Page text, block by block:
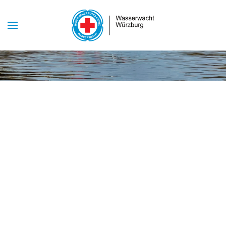
Skip to main content